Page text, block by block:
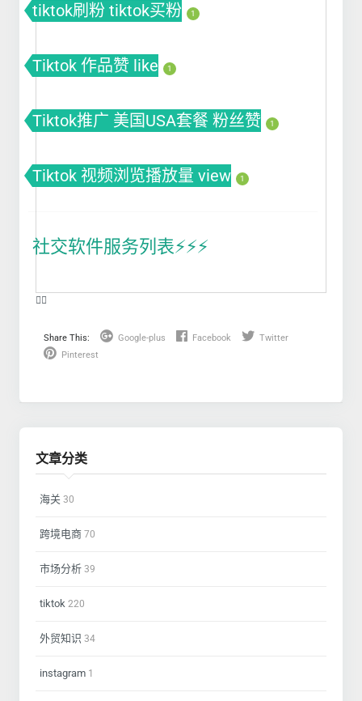
tiktok刷粉 tiktok买粉 1
Tiktok 作品赞 like 1
Tiktok推广 美国USA套餐 粉丝赞 1
Tiktok 视频浏览播放量 view 1
社交软件服务列表⚡️⚡️⚡️
❤️‍🔥
Share This: Google-plus Facebook
Twitter
Pinterest
文章分类
海关 30
跨境电商 70
市场分析 39
tiktok 220
外贸知识 34
instagram 1